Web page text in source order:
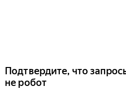
Подтвердите, что
не робот